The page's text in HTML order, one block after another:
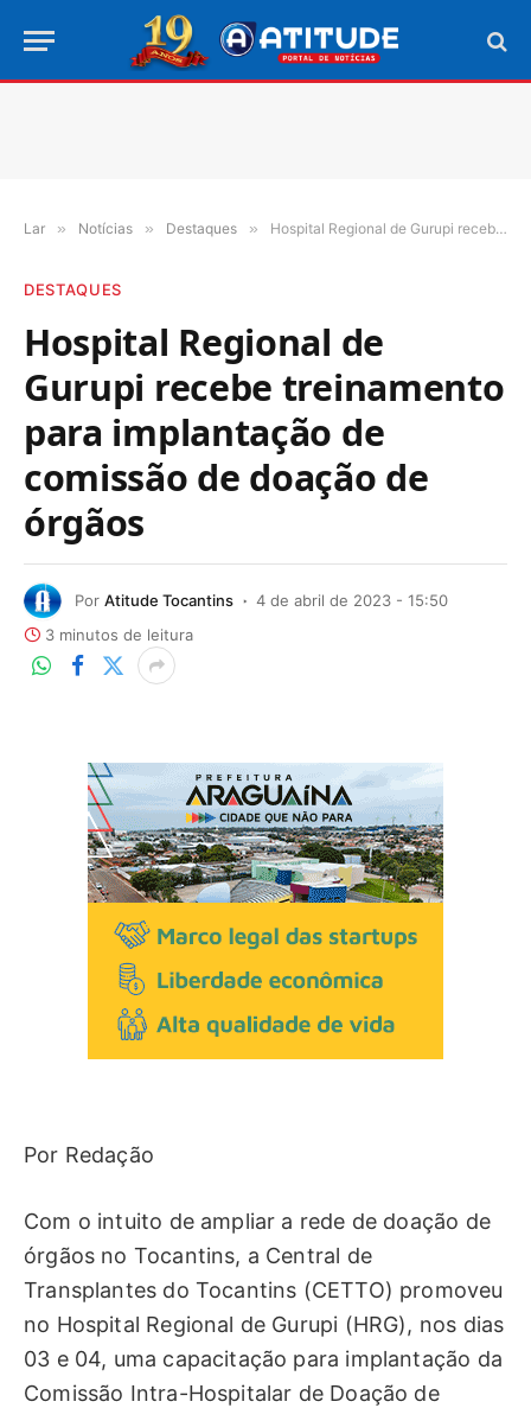
Lar » Notícias » Destaques » Hospital Regional de Gurupi recebe treinamento para implantação de comissão de doação de órgãos
DESTAQUES
Hospital Regional de
Gurupi recebe treinamento
para implantação de
comissão de doação de
órgãos
Por Atitude Tocantins
4 de abril de 2023 - 15:50
3 minutos de leitura
Por Redação
Com o intuito de ampliar a rede de doação de
órgãos no Tocantins, a Central de
Transplantes do Tocantins (CETTO) promoveu
no Hospital Regional de Gurupi (HRG), nos dias
03 e 04, uma capacitação para implantação da
Comissão Intra-Hospitalar de Doação de